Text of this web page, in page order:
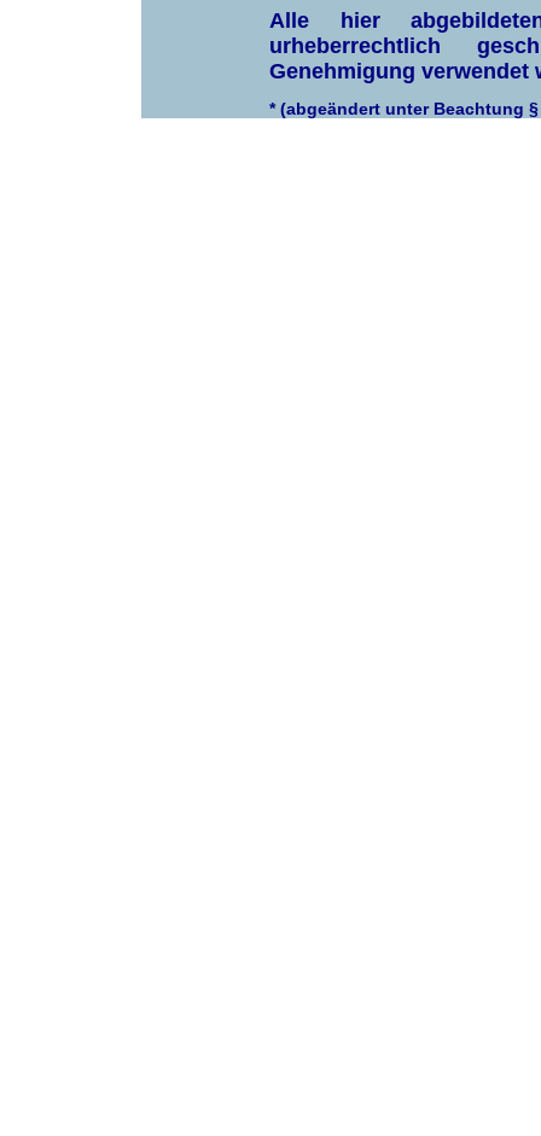
Alle hier
urheberrechtlich
Genehmigung verwendet
* (abgeändert unter Beachtung §